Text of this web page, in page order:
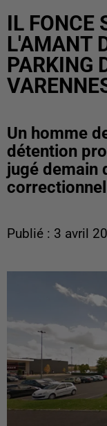
IL FONCE
L'AMANT
PARKING
Un homme
détention
jugé demain
Publié : 3 avril